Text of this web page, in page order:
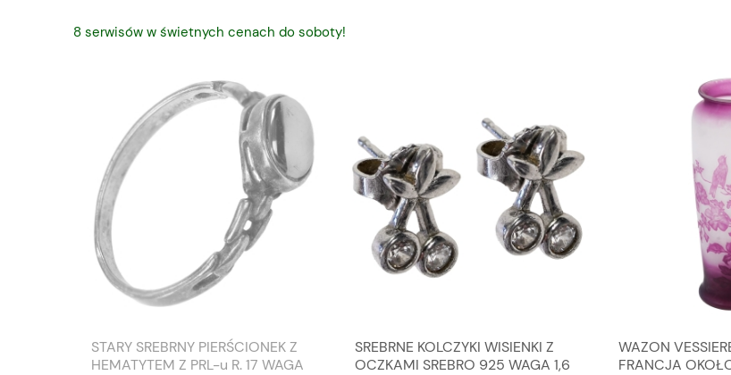
8 serwisów w świetnych cenach do soboty!
STARY SREBRNY PIERŚCIONEK Z
HEMATYTEM Z PRL-u R. 17 WAGA
SREBRNE KOLCZYKI WISIENKI Z
OCZKAMI SREBRO 925 WAGA 1,6
WAZON
FRANCJA